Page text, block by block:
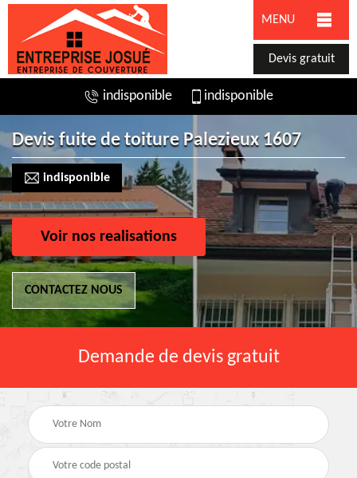
MENU
Devis gratuit
indisponible indisponible
Devis fuite de toiture Palezieux 1607
indisponible
Voir nos realisations
CONTACTEZ NOUS
Demande de devis gratuit